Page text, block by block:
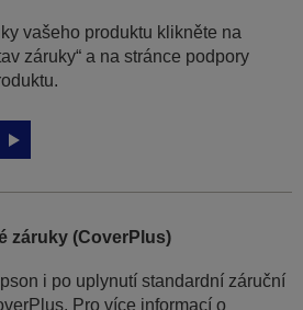
vašeho produktu klikněte na
záruky“ a na stránce podpory
záruky (CoverPlus)
i po uplynutí standardní záruční
Pro více informací o